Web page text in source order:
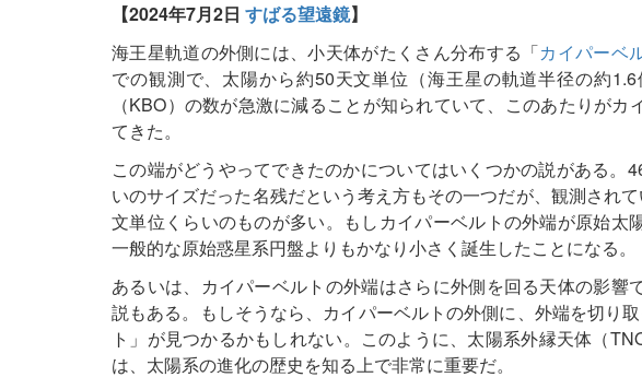
【2024年7月2日 すばる望遠鏡】
海王星軌道の外側には、小天体がたくさん分布する「カイパーベ
での観測で、太陽から約50天文単位（海王星の軌道半径の約
（KBO）の数が急激に減ることが知られていて、このあたりが
てきた。
この端がどうやってできたのかについてはいくつかの説がある。
いのサイズだった名残だという考え方もその一つだが、観測され
文単位くらいのものが多い。もしカイパーベルトの外端が原始太
一般的な原始惑星系円盤よりもかなり小さく誕生したことになる。
あるいは、カイパーベルトの外端はさらに外側を回る天体の影響
説もある。もしそうなら、カイパーベルトの外側に、外端を切り
ト」が見つかるかもしれない。このように、太陽系外縁天体（
は、太陽系の進化の歴史を知る上で非常に重要だ。